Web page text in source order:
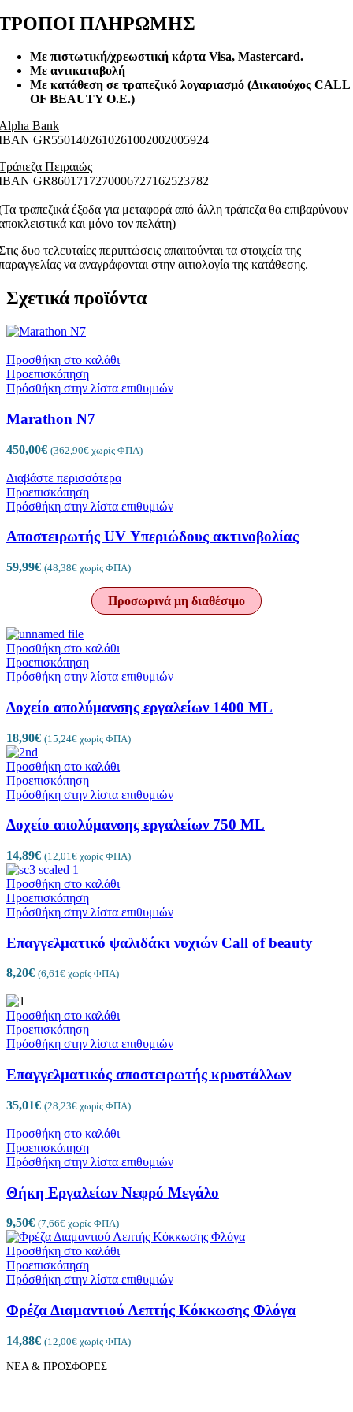
ΠΛΗΡΩΜΗΣ
Με πιστωτική/χρεωστική κάρτα Visa, Mastercard.
Με αντικαταβολή
Με κατάθεση σε τραπεζικό λογαριασμό (Δικαιούχος CALL
OF BEAUTY O.E.)
Bank
GR5501402610261002002005924
Πειραιώς
GR8601717270006727162523782
τραπεζικά έξοδα για μεταφορά από άλλη τράπεζα θα επιβαρύνουν
και μόνο τον πελάτη)
δυο τελευταίες περιπτώσεις απαιτούνται τα στοιχεία της
να αναγράφονται στην αιτιολογία της κατάθεσης.
Σχετικά προϊόντα
Προσθήκη στο καλάθι
Προεπισκόπηση
Πρόσθήκη στην λίστα επιθυμιών
Marathon N7
450,00€ (362,90€ χωρίς ΦΠΑ)
Διαβάστε περισσότερα
Προεπισκόπηση
Πρόσθήκη στην λίστα επιθυμιών
Αποστειρωτής UV Υπεριώδους ακτινοβολίας
59,99€ (48,38€ χωρίς ΦΠΑ)
Προσωρινά μη διαθέσιμο
Προσθήκη στο καλάθι
Προεπισκόπηση
Πρόσθήκη στην λίστα επιθυμιών
Δοχείο απολύμανσης εργαλείων 1400 ML
18,90€ (15,24€ χωρίς ΦΠΑ)
Προσθήκη στο καλάθι
Προεπισκόπηση
Πρόσθήκη στην λίστα επιθυμιών
Δοχείο απολύμανσης εργαλείων 750 ML
14,89€ (12,01€ χωρίς ΦΠΑ)
Προσθήκη στο καλάθι
Προεπισκόπηση
Πρόσθήκη στην λίστα επιθυμιών
Επαγγελματικό ψαλιδάκι νυχιών Call of beauty
8,20€ (6,61€ χωρίς ΦΠΑ)
Προσθήκη στο καλάθι
Προεπισκόπηση
Πρόσθήκη στην λίστα επιθυμιών
Επαγγελματικός αποστειρωτής κρυστάλλων
35,01€ (28,23€ χωρίς ΦΠΑ)
Προσθήκη στο καλάθι
Προεπισκόπηση
Πρόσθήκη στην λίστα επιθυμιών
Θήκη Εργαλείων Νεφρό Μεγάλο
9,50€ (7,66€ χωρίς ΦΠΑ)
Προσθήκη στο καλάθι
Προεπισκόπηση
Πρόσθήκη στην λίστα επιθυμιών
Φρέζα Διαμαντιού Λεπτής Κόκκωσης Φλόγα
14,88€ (12,00€ χωρίς ΦΠΑ)
ΝΕΑ & ΠΡΟΣΦΟΡΕΣ